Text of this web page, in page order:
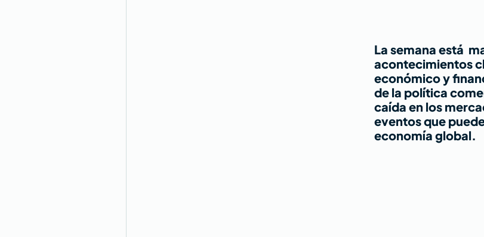
La semana está
acontecimientos
económico y
de la política
caída en los
eventos que
economía global.